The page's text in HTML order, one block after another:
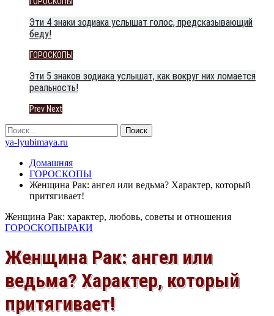
Эти 4 знаки зодиака услышат голос, предсказывающий
беду!
ГОРОСКОПЫ
Эти 5 знаков зодиака услышат, как вокруг них ломается
реальность!
Prev Next
ya-lyubimaya.ru
Домашняя
ГОРОСКОПЫ
Женщина Рак: ангел или ведьма? Характер, который
притягивает!
Женщина Рак: характер, любовь, советы и отношения
ГОРОСКОПЫРАКИ
Женщина Рак: ангел или
ведьма? Характер, который
притягивает!